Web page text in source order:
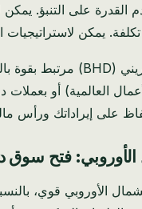
على التنبؤ. يمكن
يمكن
العالمية) أو
على إيراداتك ورأس
الأوروبي: فتح
الأوروبي قوي،